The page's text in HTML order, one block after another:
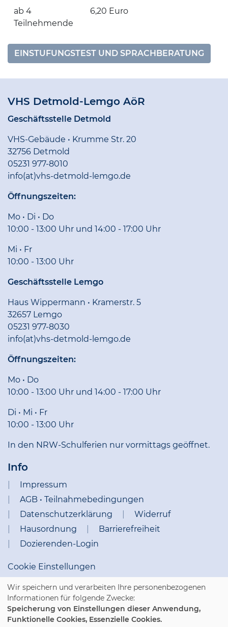
ab 4
Teilnehmende
6,20 Euro
EINSTUFUNGSTEST UND SPRACHBERATUNG
VHS Detmold-Lemgo AöR
Geschäftsstelle Detmold
VHS-Gebäude • Krumme Str. 20
32756 Detmold
05231 977-8010
info(at)vhs-detmold-lemgo.de
Öffnungszeiten:
Mo • Di • Do
10:00 - 13:00 Uhr und 14:00 - 17:00 Uhr
Mi • Fr
10:00 - 13:00 Uhr
Geschäftsstelle Lemgo
Haus Wippermann • Kramerstr. 5
32657 Lemgo
05231 977-8030
info(at)vhs-detmold-lemgo.de
Öffnungszeiten:
Mo • Do
10:00 - 13:00 Uhr und 14:00 - 17:00 Uhr
Di • Mi • Fr
10:00 - 13:00 Uhr
In den NRW-Schulferien nur vormittags geöffnet.
Info
Impressum
AGB • Teilnahmebedingungen
Datenschutzerklärung
Widerruf
Hausordnung
Barrierefreiheit
Dozierenden-Login
Cookie Einstellungen
Wir speichern und verarbeiten Ihre personenbezogenen
Informationen für folgende Zwecke:
Speicherung von Einstellungen dieser Anwendung,
Funktionelle Cookies, Essenzielle Cookies.